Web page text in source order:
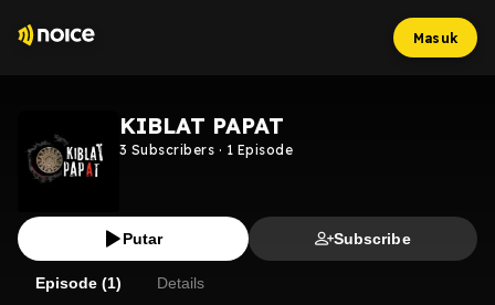
Masuk
KIBLAT PAPAT
3 Subscribers · 1 Episode
Putar Subscribe
Episode (1) Details